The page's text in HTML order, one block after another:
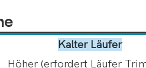
Kalter Läufer
Höher (erfordert Läufer